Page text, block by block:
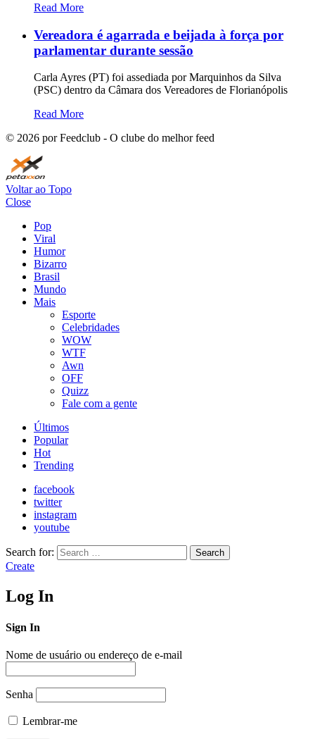
Read More
Vereadora é agarrada e beijada à força por
parlamentar durante sessão
Carla Ayres (PT) foi assediada por Marquinhos da Silva
(PSC) dentro da Câmara dos Vereadores de Florianópolis
Read More
© 2026 por Feedclub - O clube do melhor feed
Voltar ao Topo
Close
Pop
Viral
Humor
Bizarro
Brasil
Mundo
Mais
Esporte
Celebridades
WOW
WTF
Awn
OFF
Quizz
Fale com a gente
Últimos
Popular
Hot
Trending
facebook
twitter
instagram
youtube
Search for: Search
Create
Log In
Sign In
Nome de usuário ou endereço de e-mail
Senha
Lembrar-me